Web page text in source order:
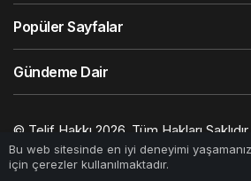
Bu web sitesinde en iyi deneyimi
için çerezler kullanılmaktadır.
Anasayfa Akış
Popüler Sayfalar
Gündeme Dair
© Telif Hakkı 2026, Tüm Hakları Saklıdır.
Web Tasarım Hatay Web Tasarım
Gaziantep Haber Ekonomi Haberleri